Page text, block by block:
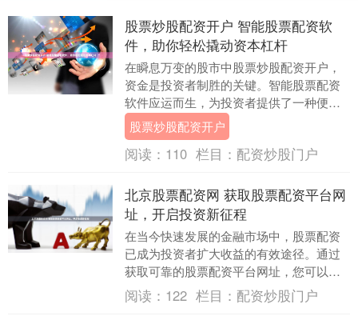
股票炒股配资开户 智能股票配资软
件，助你轻松撬动资本杠杆
在瞬息万变的股市中股票炒股配资开户，
资金是投资者制胜的关键。智能股票配资
软件应运而生，为投资者提供了一种便捷
高效的资金杠杆解决方案。 选择一家专业
的配资公司至关....
股票炒股配资开户
阅读： 110 栏目： 配资炒股门户
北京股票配资网 获取股票配资平台网
址，开启投资新征程
在当今快速发展的金融市场中，股票配资
已成为投资者扩大收益的有效途径。通过
获取可靠的股票配资平台网址，您可以开
启投资新征程北京股票配资网，把握市场
机遇，实现财富增....
阅读： 122 栏目： 配资炒股门户